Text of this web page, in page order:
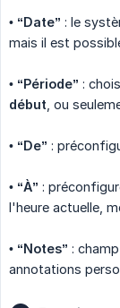
• “Date” : le
mais il est
• “Période” :
début , ou
• “De” :
• “À” :
l'heure actuelle,
• “Notes” :
annotations